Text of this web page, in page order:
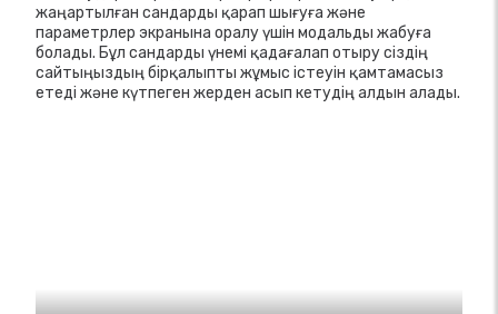
жаңартылған сандарды қарап шығуға және
параметрлер экранына оралу үшін модальды жабуға
болады. Бұл сандарды үнемі қадағалап отыру сіздің
сайтыңыздың бірқалыпты жұмыс істеуін қамтамасыз
етеді және күтпеген жерден асып кетудің алдын алады.